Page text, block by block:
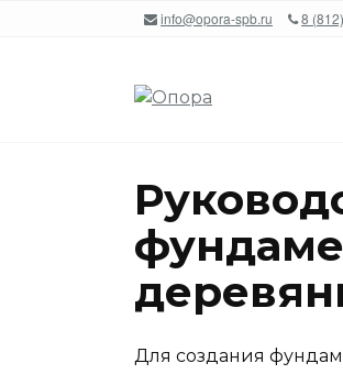
info@opora-spb.ru 8
Для создания